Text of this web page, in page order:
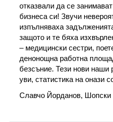
отказвали да се
бизнеса си! Звучи
изпълняваха
защото и те бяха
– медицински сестри,
денонощна работна
безсъние. Тези нови наши
уви, статистика на онази
Славчо Йорданов, Шопски